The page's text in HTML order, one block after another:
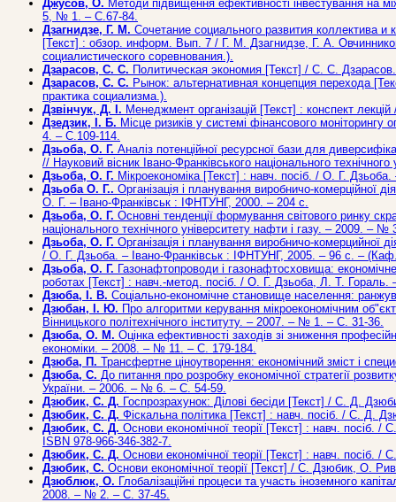
Джусов, О. Методи підвищення ефективності інвестування на
5, № 1. – С.67-84.
Дзагнидзе, Г. М. Сочетание социального развития коллектива
[Текст] : обзор. информ. Вып. 7 / Г. М. Дзагнидзе, Г. А.
социалистического соревнования.).
Дзарасов, С. С. Политическая экономия [Текст] / С. С.
Дзарасов, С. С. Рынок: альтернативная концепция перехода
практика социализма.).
Дзвінчук, Д. І. Менеджмент організацій [Текст] : конспект
Дзедзик, І. Б. Місце ризиків у системі фінансового
4. – С.109-114.
Дзьоба, О. Г. Аналіз потенційної ресурсної бази для
// Науковий вісник Івано-Франківського національного
Дзьоба, О. Г. Мікроекономіка [Текст] : навч. посіб. / О. Г.
Дзьоба О. Г.. Організація і планування виробничо-комерційної
О. Г. – Івано-Франківськ : ІФНТУНГ, 2000. – 204 с.
Дзьоба, О. Г. Основні тенденції формування світового ринку
національного технічного університету нафти і газу. – 2009. –
Дзьоба, О. Г. Організація і планування виробничо-комерцийної
/ О. Г. Дзьоба. – Івано-Франківськ : ІФНТУНГ, 2005. – 96 с. –
Дзьоба, О. Г. Газонафтопроводи і газонафтосховища:
роботах [Текст] : навч.-метод. посіб. / О. Г. Дзьоба, Л. Т.
Дзюба, І. В. Соціально-економічне становище населення:
Дзюбан, І. Ю. Про алгоритми керування мікроекономічним
Вінницького політехнічного інституту. – 2007. – № 1. – С. 31-36.
Дзюба, О. М. Оцінка ефективності заходів зі зниження
економіки. – 2008. – № 11. – С. 179-184.
Дзюба, П. Трансфертне ціноутворення: економічний зміст і
Дзюба, С. До питання про розробку економічної стратегії
України. – 2006. – № 6. – С. 54-59.
Дзюбик, С. Д. Госпрозрахунок: Ділові бесіди [Текст] / С. Д.
Дзюбик, С. Д. Фіскальна політика [Текст] : навч. посіб. / С. Д.
Дзюбик, С. Д. Основи економічної теорії [Текст] : навч.
ISBN 978-966-346-382-7.
Дзюбик, С. Д. Основи економічної теорії [Текст] : навч.
Дзюбик, С. Основи економічної теорії [Текст] / С. Дзюбик, О.
Дзюблюк, О. Глобалізаційні процеси та участь іноземного
2008. – № 2. – С. 37-45.